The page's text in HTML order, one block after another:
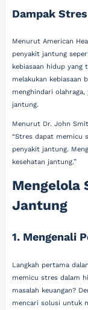
Dampak
Menurut American
penyakit jantung
kebiasaan hidup yang
melakukan kebiasaan
menghindari
jantung.
Menurut Dr. John
“Stres dapat memicu
penyakit jantung.
kesehatan jantung.”
Mengelola
Jantung
1. Mengenali
Langkah pertama
memicu stres dalam
masalah keuangan?
mencari solusi untuk